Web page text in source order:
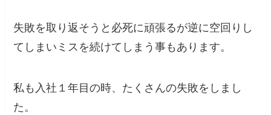
失敗を取り返そうと必死に頑張るが逆に空回りし
てしまいミスを続けてしまう事もあります。
私も入社１年目の時、たくさんの失敗をしまし
た。